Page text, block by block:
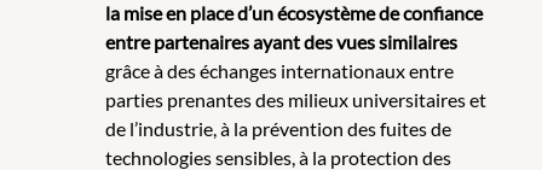
la mise en place d’un écosystème de confiance
entre partenaires ayant des vues similaires
grâce à des échanges internationaux entre
parties prenantes des milieux universitaires et
de l’industrie, à la prévention des fuites de
technologies sensibles, à la protection des